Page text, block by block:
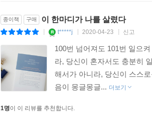
종이책 구매 이 한마디가 나를 살렸다
t*****j 2020-04-23 신고
100번 넘어져도 101번 일으
라, 당신이 혼자서도 충분히
해서가 아니라, 당신이 스스
음이 몽글몽글... 더보기
1명이 이 리뷰를 추천합니다.